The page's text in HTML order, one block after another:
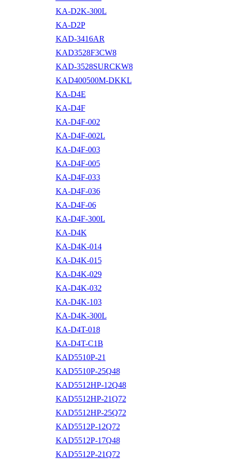
KA-D2K-300L
KA-D2P
KAD-3416AR
KAD3528F3CW8
KAD-3528SURCKW8
KAD400500M-DKKL
KA-D4E
KA-D4F
KA-D4F-002
KA-D4F-002L
KA-D4F-003
KA-D4F-005
KA-D4F-033
KA-D4F-036
KA-D4F-06
KA-D4F-300L
KA-D4K
KA-D4K-014
KA-D4K-015
KA-D4K-029
KA-D4K-032
KA-D4K-103
KA-D4K-300L
KA-D4T-018
KA-D4T-C1B
KAD5510P-21
KAD5510P-25Q48
KAD5512HP-12Q48
KAD5512HP-21Q72
KAD5512HP-25Q72
KAD5512P-12Q72
KAD5512P-17Q48
KAD5512P-21Q72